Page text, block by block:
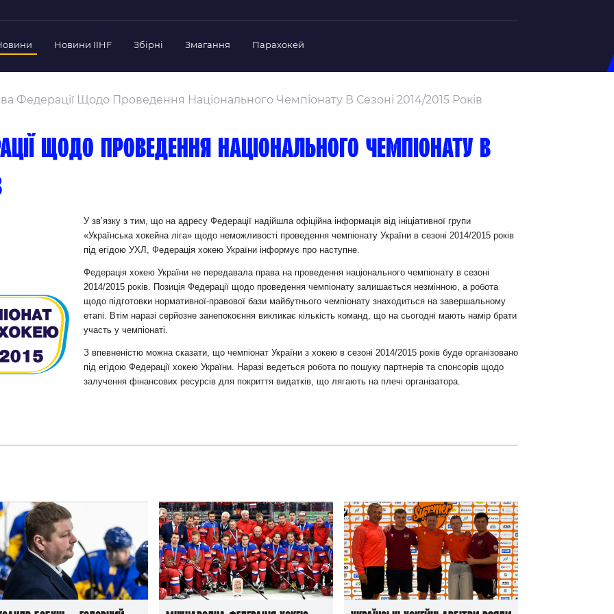
президент
Федерації
Новини IIHF Збірні
Склад Збірної
Календар Матчів
Склад Збірної
Календар Матчів
Тренерський Штаб
Календар Матчів
Тренерський Штаб
Календар Матчів
Змагання Парахокей
Федерації Щодо Проведення Національного Чемпіонату В Сезоні 2014/2015 Років
щодо проведення національного чемпіонату в
У зв’язку з тим, що на адресу Федерації надійшла офіційна інформація від ініціативної групи
«Українська хокейна ліга» щодо неможливості проведення чемпіонату України в сезоні 2014/2015 років
під егідою УХЛ, Федерація хокею України інформує про наступне.
Федерація хокею України не передавала права на проведення національного чемпіонату в сезоні
2014/2015 років. Позиція Федерації щодо проведення чемпіонату залишається незмінною, а робота
щодо підготовки нормативної-правової бази майбутнього чемпіонату знаходиться на завершальному
етапі. Втім наразі серйозне занепокоєння викликає кількість команд, що на сьогодні мають намір брати
участь у чемпіонаті.
З впевненістю можна сказати, що чемпіонат України з хокею в сезоні 2014/2015 років буде організовано
під егідою Федерації хокею України. Наразі ведеться робота по пошуку партнерів та спонсорів щодо
залучення фінансових ресурсів для покриття видатків, що лягають на плечі організатора.